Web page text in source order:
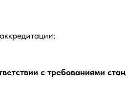
с требованиями